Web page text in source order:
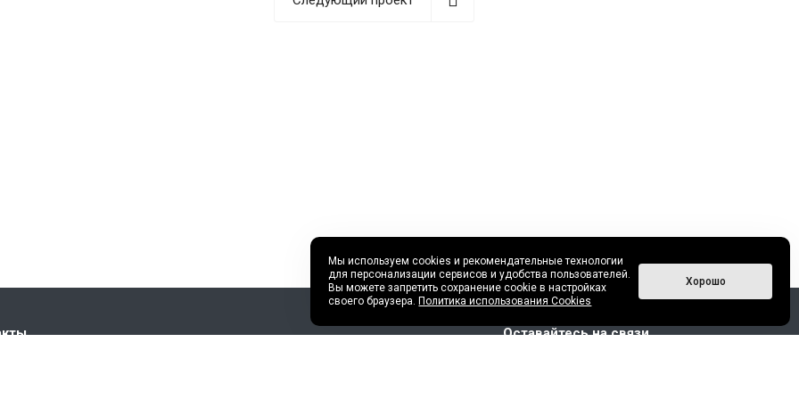
Оставайтесь на связи
Мы используем cookies и рекомендательные технологии
для персонализации сервисов и удобства пользователей.
Вы можете запретить сохранение cookie в настройках
своего браузера. Политика использования Cookies
Хорошо